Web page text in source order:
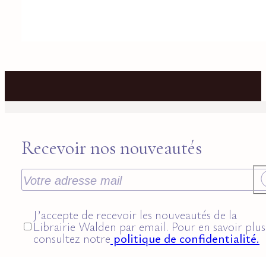
Recevoir nos nouveautés
J’accepte de recevoir les nouveautés de la
Librairie Walden par email. Pour en savoir
consultez notre politique de confidentialité.